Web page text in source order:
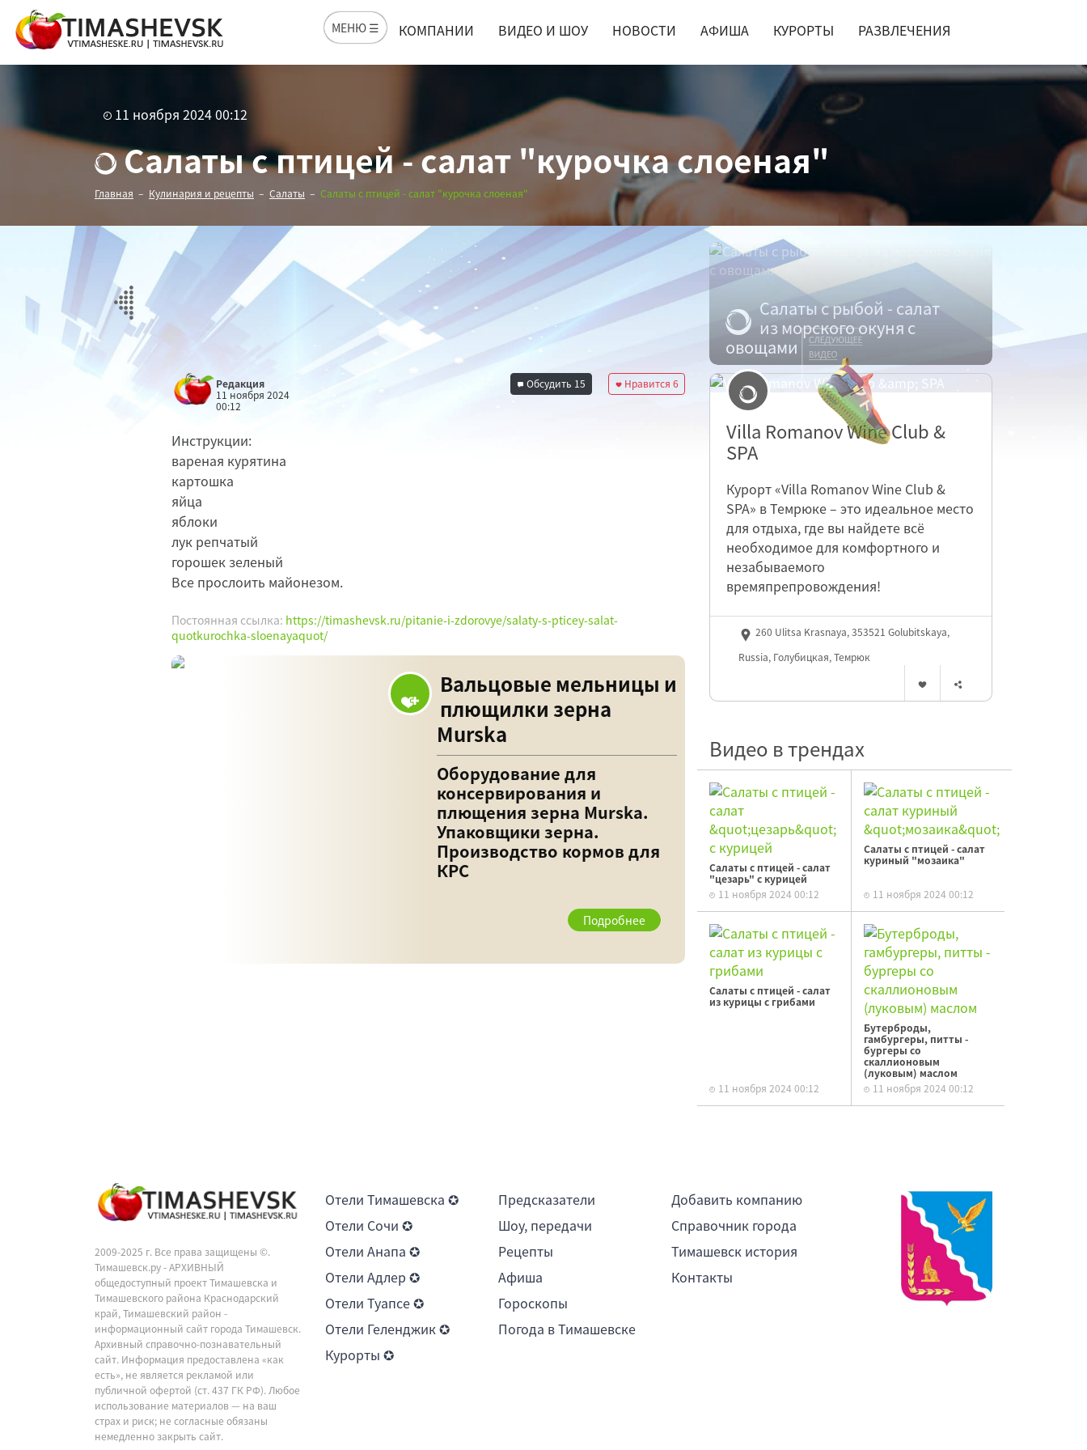
МЕНЮ ☰ КОМПАНИИ ВИДЕО И ШОУ НОВОСТИ АФИША КУРОРТЫ РАЗВЛЕЧЕНИЯ
11 ноября 2024 00:12
Салаты с птицей - салат "курочка слоеная"
Главная Кулинария и рецепты Салаты Салаты с птицей - салат "курочка слоеная"
Салаты с рыбой - салат
из морского окуня с
овощами
Редакция
11 ноября 2024
00:12
Нравится 6
Обсудить 15
Инструкции:
вареная курятина
картошка
яйца
яблоки
лук репчатый
горошек зеленый
Все прослоить майонезом.
Постоянная ссылка: https://timashevsk.ru/pitanie-i-zdorovye/salaty-s-pticey-salat-
quotkurochka-sloenayaquot/
Вальцовые мельницы и
плющилки зерна
Murska
Оборудование для
консервирования и
плющения зерна Murska.
Упаковщики зерна.
Производство кормов для
КРС
Подробнее
Villa Romanov Wine Club &
SPA
Курорт «Villa Romanov Wine Club &
SPA» в Темрюке – это идеальное место
для отдыха, где вы найдете всё
необходимое для комфортного и
незабываемого
времяпрепровождения!
260 Ulitsa Krasnaya, 353521 Golubitskaya,
Russia, Голубицкая, Темрюк
Видео в трендах
Салаты с птицей - салат
"цезарь" с курицей
11 ноября 2024 00:12
Салаты с птицей - салат
куриный "мозаика"
11 ноября 2024 00:12
Салаты с птицей - салат
из курицы с грибами
11 ноября 2024 00:12
Бутерброды,
гамбургеры, питты -
бургеры со
скаллионовым
(луковым) маслом
11 ноября 2024 00:12
2009-2025 г. Все права защищены ©.
Тимашевск.ру - АРХИВНЫЙ
общедоступный проект Тимашевска и
Тимашевского района Краснодарский
край, Тимашевский район -
информационный сайт города Тимашевск.
Архивный справочно-познавательный
сайт. Информация предоставлена «как
есть», не является рекламой или
публичной офертой (ст. 437 ГК РФ). Любое
использование материалов — на ваш
страх и риск; не согласные обязаны
немедленно закрыть сайт.
Отели Тимашевска ✪
Отели Сочи ✪
Отели Анапа ✪
Отели Адлер ✪
Отели Туапсе ✪
Отели Геленджик ✪
Курорты ✪
Предсказатели
Шоу, передачи
Рецепты
Афиша
Гороскопы
Погода в Тимашевске
Добавить компанию
Справочник города
Тимашевск история
Контакты